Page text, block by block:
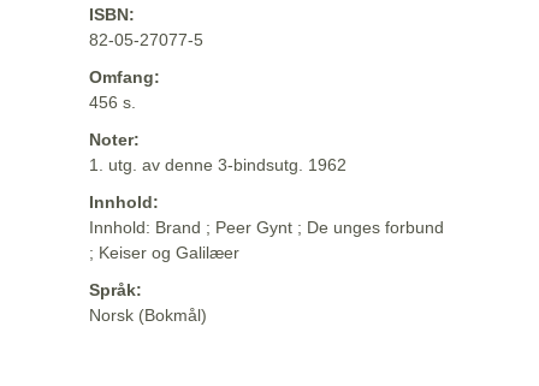
ISBN:
82-05-27077-5
Omfang:
456 s.
Noter:
1. utg. av denne 3-bindsutg. 1962
Innhold:
Innhold: Brand ; Peer Gynt ; De unges forbund
; Keiser og Galilæer
Språk:
Norsk (Bokmål)